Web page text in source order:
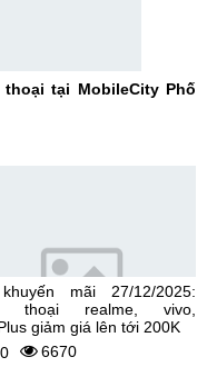
tại MobileCity Phố
mãi 27/12/2025:
thoại realme, vivo,
giảm giá lên tới 200K
0
6670